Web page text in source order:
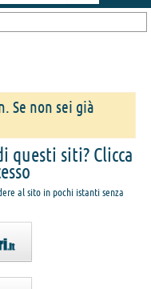
Se non sei già
questi siti? Clicca
al sito in pochi istanti senza